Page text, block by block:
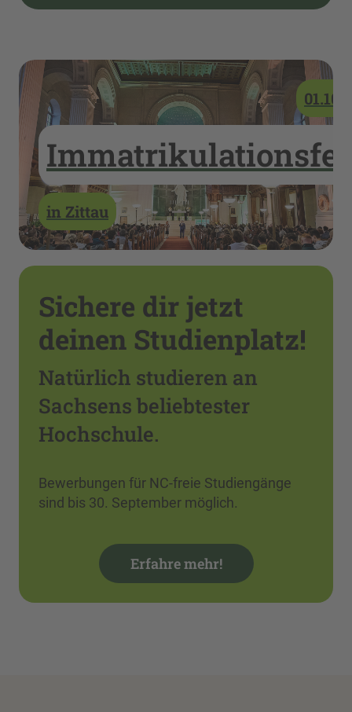
in Zittau
Sichere dir jetzt
deinen Studienplatz!
Natürlich studieren an
Sachsens beliebtester
Hochschule.
Bewerbungen für NC-freie Studiengänge
sind bis 30. September möglich.
Erfahre mehr!